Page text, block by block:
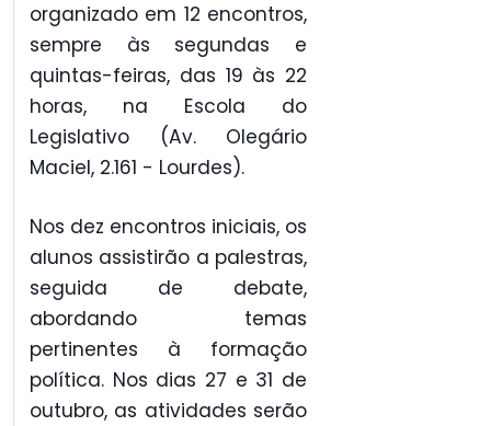
organizado em 12 encontros,
sempre às segundas e
quintas-feiras, das 19 às 22
horas, na Escola do
Legislativo (Av. Olegário
Maciel, 2.161 - Lourdes).
Nos dez encontros iniciais, os
alunos assistirão a palestras,
seguida de debate,
abordando temas
pertinentes à formação
política. Nos dias 27 e 31 de
outubro, as atividades serão